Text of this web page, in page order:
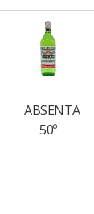
ABSENTA
50º